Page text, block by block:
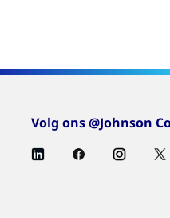
Volg ons @Johnson